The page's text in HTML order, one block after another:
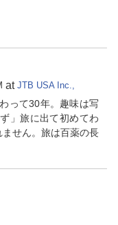
at JTB USA Inc.,
って30年。趣味は写
」旅に出て初めてわ
せん。旅は百薬の長